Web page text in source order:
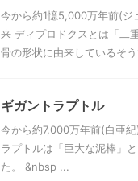
今から約1憶5,000万年前(
来 ディプロドクスとは「二
骨の形状に由来しているそ
ギガントラプトル
今から約7,000万年前(白亜
ラプトルは「巨大な泥棒」
た。 &nbsp ...